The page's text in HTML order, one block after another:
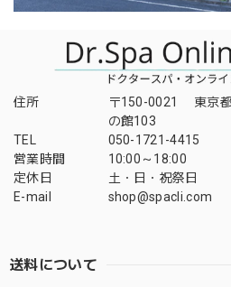
住所
〒150-0021 東京
の館103
TEL
050-1721-4415
営業時間
10:00～18:00
定休日
土・日・祝祭日
E-mail
shop@spacli.com
送料について